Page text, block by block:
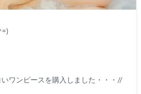
ワンピースを購入しました・・・//